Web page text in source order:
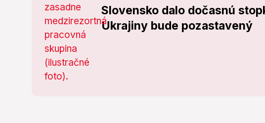
Slovensko dalo dočasnú
Ukrajiny bude pozastavený